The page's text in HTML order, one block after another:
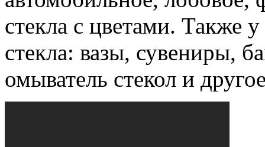
стекла с цветами. Также
стекла: вазы, сувениры,
омыватель стекол и